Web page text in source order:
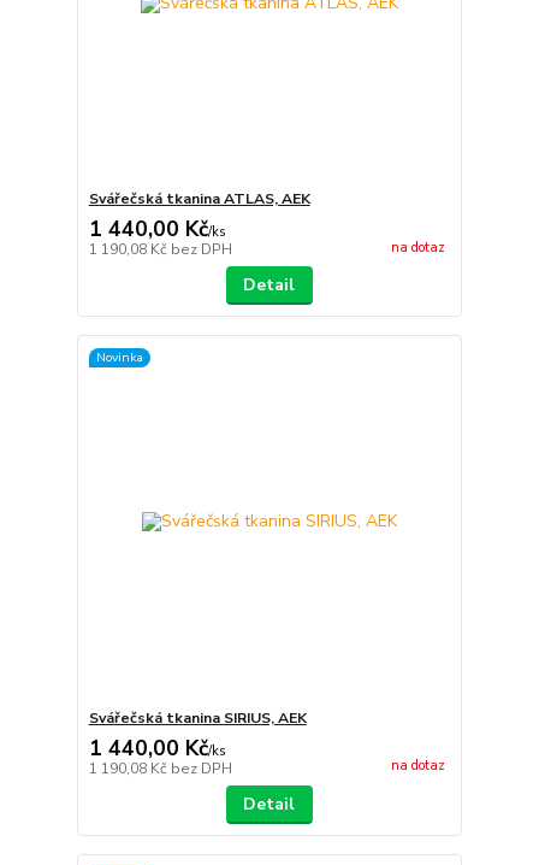
Svářečská tkanina ATLAS, AEK
1 440,00 Kč/ks
1 190,08 Kč bez DPH na dotaz
Detail
Novinka
Svářečská tkanina SIRIUS, AEK
1 440,00 Kč/ks
1 190,08 Kč bez DPH na dotaz
Detail